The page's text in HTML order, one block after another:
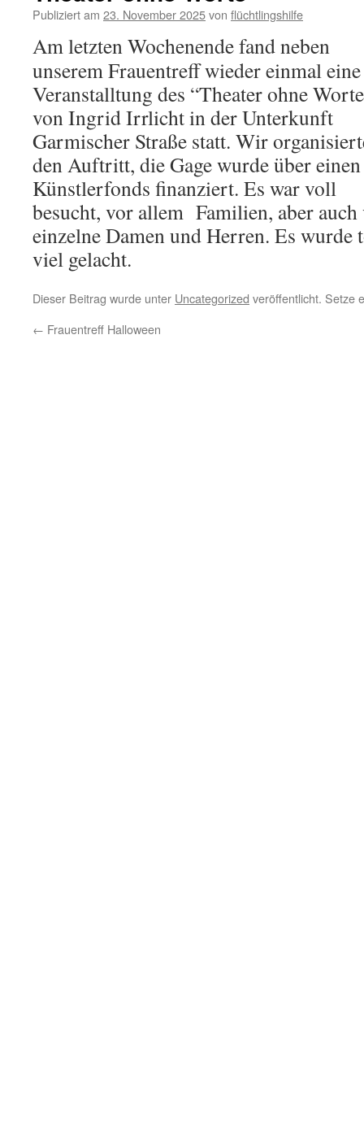
Publiziert am 23. November 2025von flüchtlingshilfe
Am letzten Wochenende fand neben
unserem Frauentreff wieder einmal eine
Veranstalltung des “Theater ohne
von Ingrid Irrlicht in der Unterkunft
Garmischer Straße statt. Wir
den Auftritt, die Gage wurde über einen
Künstlerfonds finanziert. Es war voll
besucht, vor allem Familien, aber auch
einzelne Damen und Herren. Es wurde
viel gelacht.
Dieser Beitrag wurde unter Uncategorized veröffentlicht. Setze
← Frauentreff Halloween